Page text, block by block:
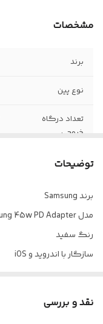
مشخصات
برند
نوع پین
تعداد درگاه
خروجی
توان خروجی
وزن تقریبی کالا
توضیحات
برند Samsung
مدل samsung 45w PD Adapter
رنگ سفید
سازگار با اندروید و iOS
نقد و بررسی